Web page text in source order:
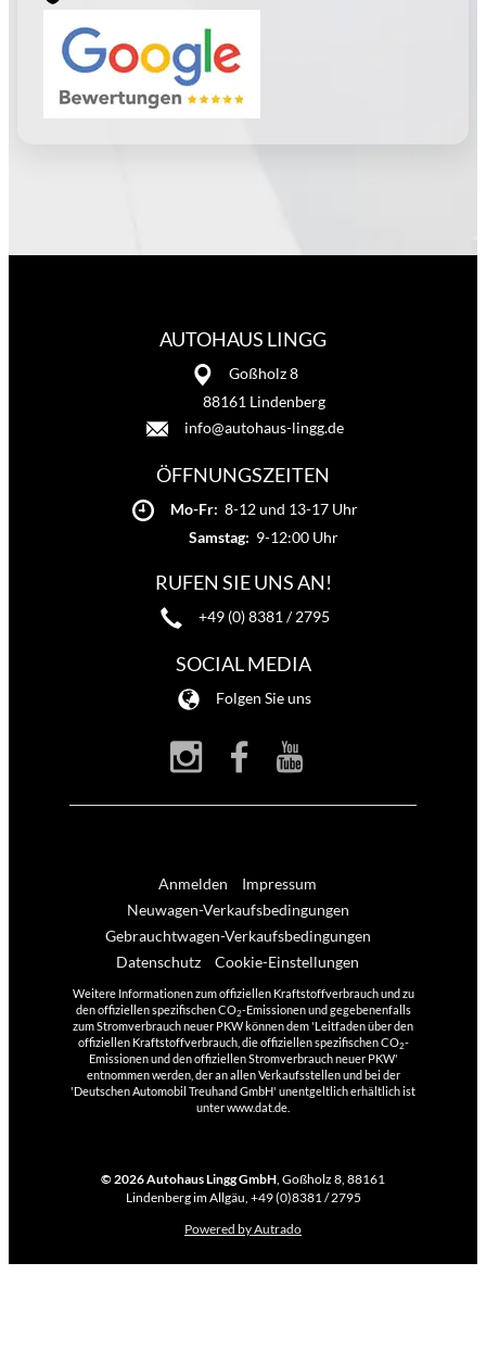
AUTOHAUS LINGG
Goßholz 8
88161 Lindenberg
info@autohaus-lingg.de
ÖFFNUNGSZEITEN
Mo-Fr: 8-12 und 13-17 Uhr
Samstag: 9-12:00 Uhr
RUFEN SIE UNS AN!
+49 (0) 8381 / 2795
SOCIAL MEDIA
Folgen Sie uns
Anmelden
Impressum
Neuwagen-Verkaufsbedingungen
Gebrauchtwagen-Verkaufsbedingungen
Datenschutz
Cookie-Einstellungen
Weitere Informationen zum offiziellen Kraftstoffverbrauch und zu
den offiziellen spezifischen CO2-Emissionen und gegebenenfalls
zum Stromverbrauch neuer PKW können dem 'Leitfaden über den
offiziellen Kraftstoffverbrauch, die offiziellen spezifischen CO2-
Emissionen und den offiziellen Stromverbrauch neuer PKW'
entnommen werden, der an allen Verkaufsstellen und bei der
'Deutschen Automobil Treuhand GmbH' unentgeltlich erhältlich ist
unter www.dat.de.
© 2026Autohaus Lingg GmbH Goßholz 8 88161
Lindenberg im Allgäu, +49 (0)8381 / 2795
Powered by Autrado